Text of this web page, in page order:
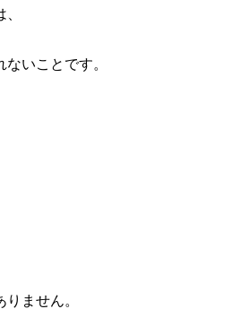
いことです。
ません。